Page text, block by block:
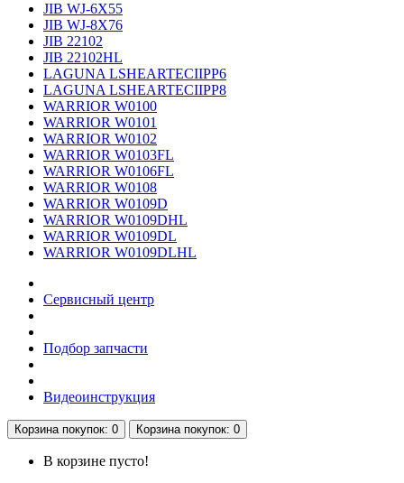
JIB WJ-6X55
JIB WJ-8X76
JIB 22102
JIB 22102HL
LAGUNA LSHEARTECIIPP6
LAGUNA LSHEARTECIIPP8
WARRIOR W0100
WARRIOR W0101
WARRIOR W0102
WARRIOR W0103FL
WARRIOR W0106FL
WARRIOR W0108
WARRIOR W0109D
WARRIOR W0109DHL
WARRIOR W0109DL
WARRIOR W0109DLHL
Сервисный центр
Подбор запчасти
Видеоинструкция
Корзинапокупок: 0 Корзинапокупок: 0
В корзине пусто!